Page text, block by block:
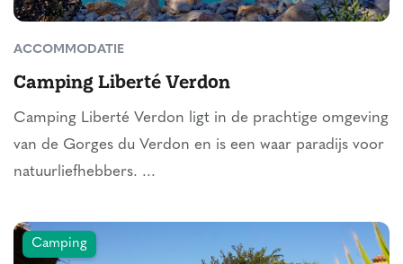
ACCOMMODATIE
Camping Liberté Verdon
Camping Liberté Verdon ligt in de prachtige omgeving
van de Gorges du Verdon en is een waar paradijs voor
natuurliefhebbers. ...
Camping